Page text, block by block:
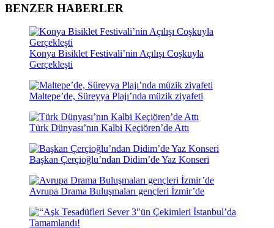
BENZER HABERLER
Konya Bisiklet Festivali’nin Açılışı Coşkuyla
Gerçekleşti
Maltepe’de, Süreyya Plajı’nda müzik ziyafeti
Türk Dünyası’nın Kalbi Keçiören’de Attı
Başkan Çerçioğlu’ndan Didim’de Yaz Konseri
Avrupa Drama Buluşmaları gençleri İzmir’de